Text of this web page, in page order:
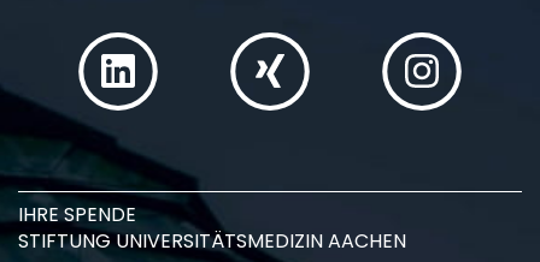
IHRE SPENDE
STIFTUNG UNIVERSITÄTSMEDIZIN AACHEN